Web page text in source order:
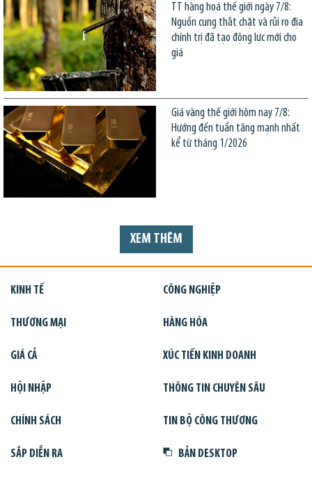
TT hàng hoá thế giới ngày 7/8:
Nguồn cung thắt chặt và rủi ro địa
chính trị đã tạo động lực mới cho
giá
Giá vàng thế giới hôm nay 7/8:
Hướng đến tuần tăng mạnh nhất
kể từ tháng 1/2026
XEM THÊM
KINH TẾ CÔNG NGHIỆP
THƯƠNG MẠI HÀNG HÓA
GIÁ CẢ XÚC TIẾN KINH DOANH
HỘI NHẬP THÔNG TIN CHUYÊN SÂU
CHÍNH SÁCH TIN BỘ CÔNG THƯƠNG
SẮP DIỄN RA BẢN DESKTOP